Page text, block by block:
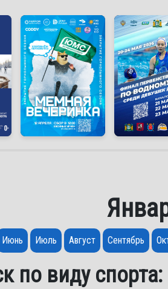
Июнь Июль Август Сентябрь
по виду